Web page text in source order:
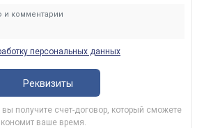
персональных данных
Реквизиты
получите счет-договор, который сможете
ваше время.